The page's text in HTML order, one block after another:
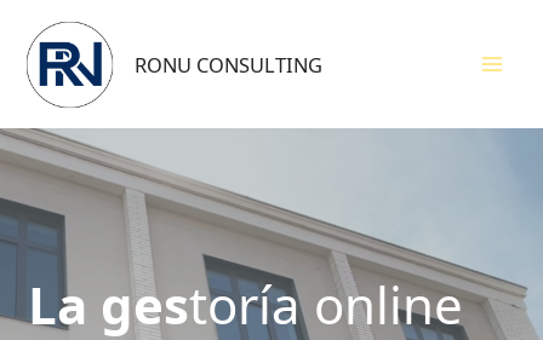
RONU CONSULTING
La gestoría online